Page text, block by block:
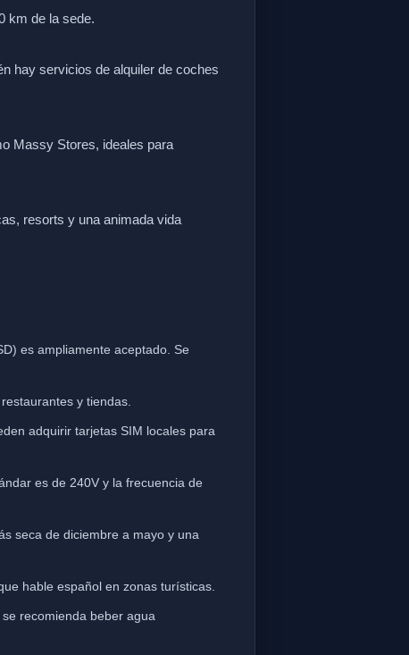
km de la sede.
hay servicios de alquiler de coches
Massy Stores, ideales para
resorts y una animada vida
es ampliamente aceptado. Se
y tiendas.
adquirir tarjetas SIM locales para
es de 240V y la frecuencia de
seca de diciembre a mayo y una
hable español en zonas turísticas.
recomienda beber agua